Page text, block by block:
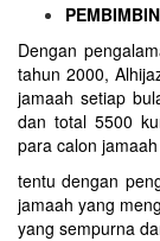
Dengan
tahun 2000,
jamaah setiap
dan total 5500
para calon
tentu dengan
jamaah yang
yang sempurna